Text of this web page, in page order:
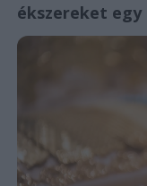
ékszereket